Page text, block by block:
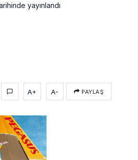
yayınlandı
A+ A- PAYLAŞ